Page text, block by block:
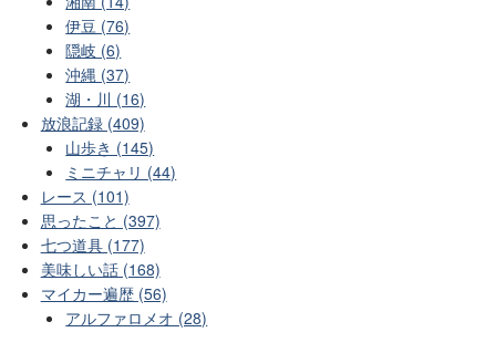
伊豆 (76)
隠岐 (6)
沖縄 (37)
湖・川 (16)
放浪記録 (409)
山歩き (145)
ミニチャリ (44)
レース (101)
思ったこと (397)
七つ道具 (177)
美味しい話 (168)
マイカー遍歴 (56)
アルファロメオ (28)